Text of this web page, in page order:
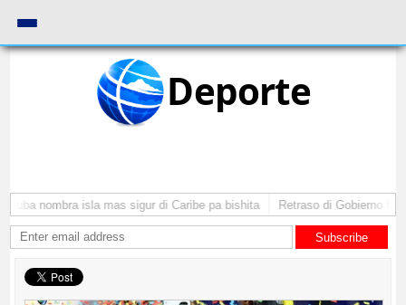
Deporte
nombra isla mas sigur di Caribe pa bishita Retraso di Gobierno ta
Subscribe